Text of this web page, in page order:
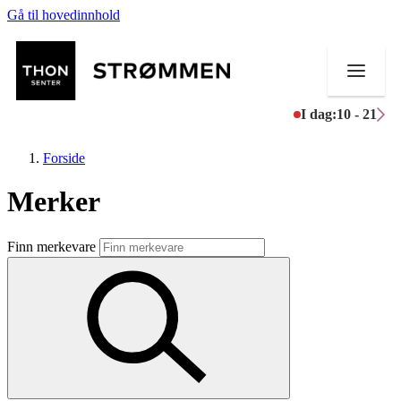
Gå til hovedinnhold
I dag:10 - 21
Butikker
Mat og drikke
Aktiviteter
Forside
Merker
Finn merkevare